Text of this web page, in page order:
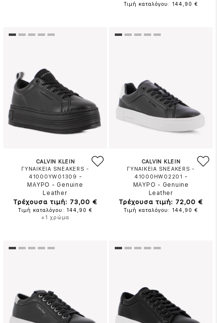
Τιμή καταλόγου: 144,90 €
CALVIN KLEIN
ΓΥΝΑΙΚΕΙΑ SNEAKERS -
41000YW01309 -
ΜΑΥΡΟ - Genuine
Leather
Τρέχουσα τιμή: 73,00 €
Τιμή καταλόγου: 144,90 €
+1 χρώμα
CALVIN KLEIN
ΓΥΝΑΙΚΕΙΑ SNEAKERS -
41000HW02201 -
ΜΑΥΡΟ - Genuine
Leather
Τρέχουσα τιμή: 72,00 €
Τιμή καταλόγου: 144,90 €